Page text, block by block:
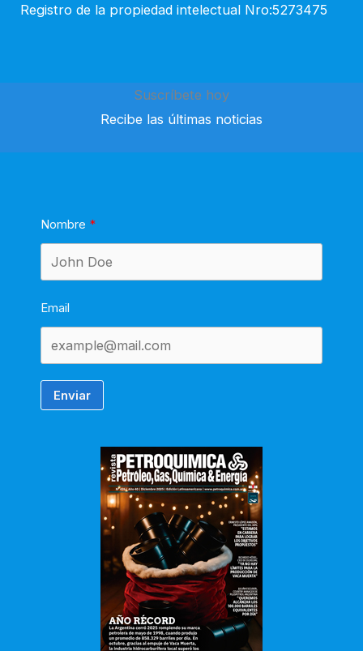
Registro de la propiedad intelectual Nro:5273475
Suscríbete hoy
Recibe las últimas noticias
Nombre
Email
Enviar